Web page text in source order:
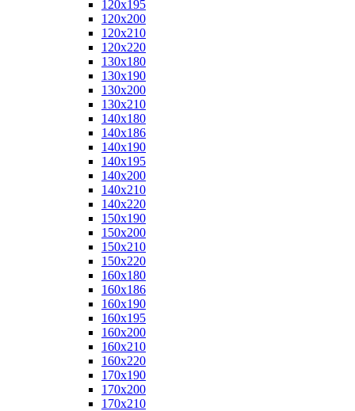
120x195
120x200
120x210
120x220
130x180
130x190
130x200
130x210
140x180
140x186
140x190
140x195
140x200
140x210
140x220
150x190
150x200
150x210
150x220
160x180
160x186
160x190
160x195
160x200
160x210
160x220
170x190
170x200
170x210